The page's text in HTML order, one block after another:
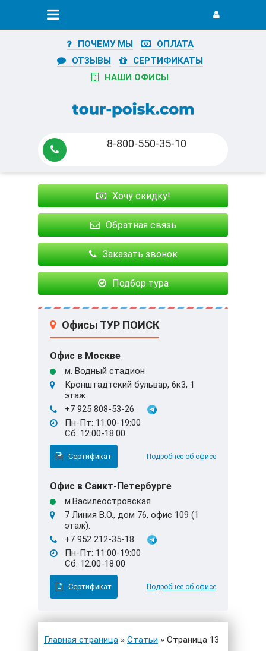
ПОЧЕМУ МЫ
ОПЛАТА
ОТЗЫВЫ
СЕРТИФИКАТЫ
НАШИ ОФИСЫ
8-800-550-35-10
Хочу скидку!
Обратная связь
Заказать звонок
Подбор тура
Офисы ТУР ПОИСК
Офис в Москве
м. Водный стадион
Кронштадтский бульвар, 6к3, 1
этаж.
+7 925 808-53-26
Пн-Пт: 11:00-19:00
Сб: 12:00-18:00
Сертификат Подробнее об офисе
Офис в Санкт-Петербурге
м.Василеостровская
7 Линия В.О., дом 76, офис 109 (1
этаж).
+7 952 212-35-18
Пн-Пт: 11:00-19:00
Сб: 12:00-18:00
Сертификат Подробнее об офисе
Главная страница » Статьи » Страница 13